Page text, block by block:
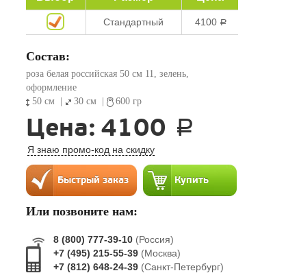
Стандартный 4100 a
Состав:
роза белая российская 50 см 11, зелень,
оформление
50 см
30 см 600 гр
Цена: 4100 a
Я знаю промо-код на скидку
Или позвоните нам:
8 (800) 777-39-10 (Россия)
+7 (495) 215-55-39 (Москва)
+7 (812) 648-24-39 (Санкт-Петербург)